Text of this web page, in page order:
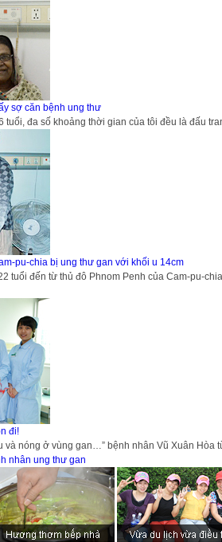
sợ căn bệnh ung thư
tuổi, đa số khoảng thời gian của tôi đều là đấu
pu-chia bị ung thư gan với khối u 14cm
tuổi đến từ thủ đô Phnom Penh của Cam-pu-
đi!
và nóng ở vùng gan…” bệnh nhân Vũ Xuân
nhân ung thư gan